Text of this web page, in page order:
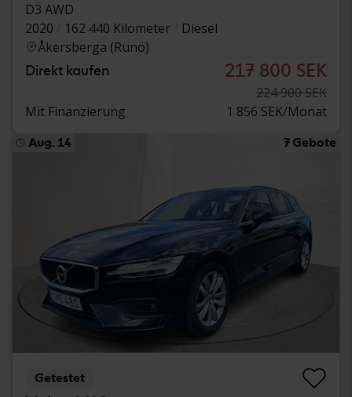
D3 AWD
2020
162 440 Kilometer
Diesel
Åkersberga (Runö)
Direkt kaufen 217 800 SEK
224 900 SEK
Mit Finanzierung
1 856 SEK/Monat
Aug. 14 7 Gebote
Getestet